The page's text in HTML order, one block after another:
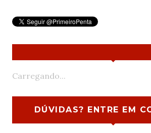
Carregando...
DÚVIDAS? ENTRE EM